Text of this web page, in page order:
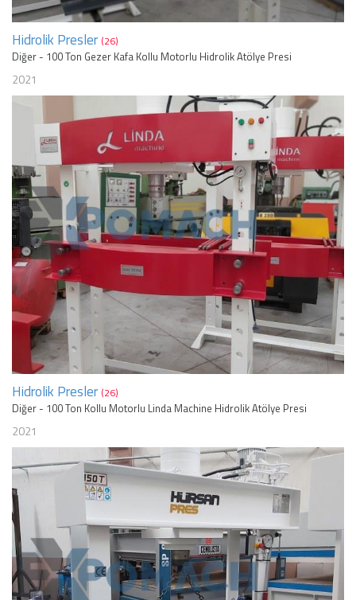
Hidrolik Presler (26)
Diğer - 100 Ton Gezer Kafa Kollu Motorlu Hidrolik Atölye Presi
2021
Hidrolik Presler (26)
Diğer - 100 Ton Kollu Motorlu Linda Machine Hidrolik Atölye Presi
2021